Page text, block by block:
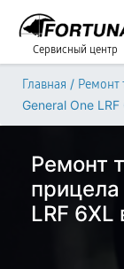
Сервисный центр
Главная / Ремонт
General One LRF
Ремонт
LRF